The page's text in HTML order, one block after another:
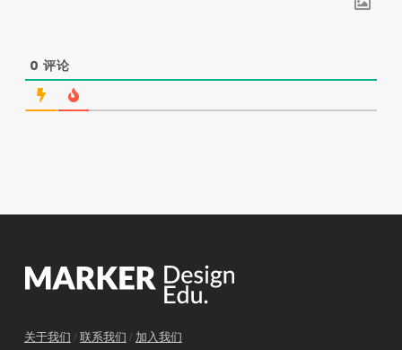
0 评论
关于我们 / 联系我们 / 加入我们